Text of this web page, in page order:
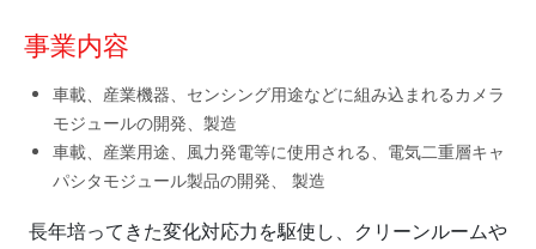
事業内容
車載、産業機器、センシング用途などに組み込まれるカメラ
モジュールの開発、製造
車載、産業用途、風力発電等に使用される、電気二重層キャ
パシタモジュール製品の開発、 製造
長年培ってきた変化対応力を駆使し、クリーンルームや